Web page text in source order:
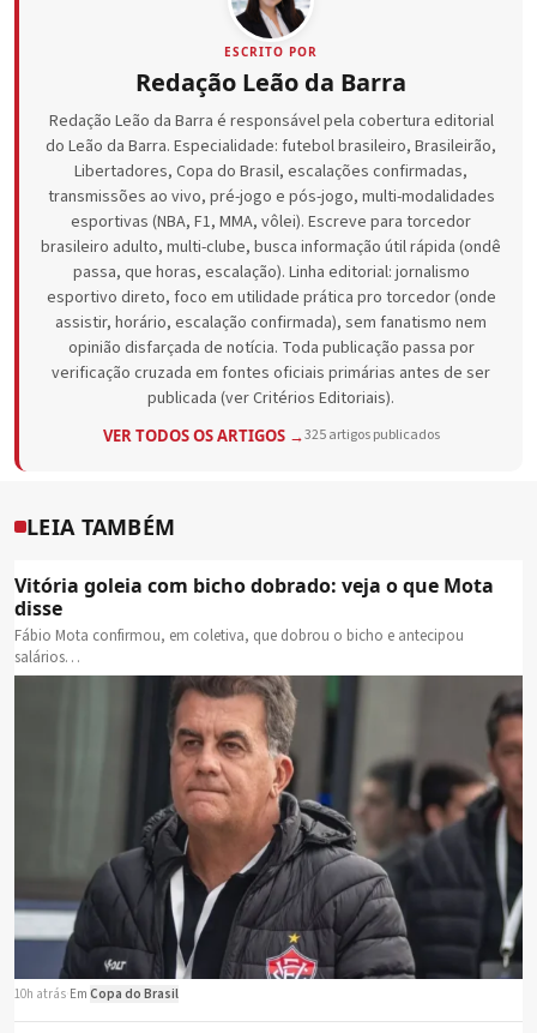
ESCRITO POR
Redação Leão da Barra
Redação Leão da Barra é responsável pela cobertura editorial
do Leão da Barra. Especialidade: futebol brasileiro, Brasileirão,
Libertadores, Copa do Brasil, escalações confirmadas,
transmissões ao vivo, pré-jogo e pós-jogo, multi-modalidades
esportivas (NBA, F1, MMA, vôlei). Escreve para torcedor
brasileiro adulto, multi-clube, busca informação útil rápida (ondê
passa, que horas, escalação). Linha editorial: jornalismo
esportivo direto, foco em utilidade prática pro torcedor (onde
assistir, horário, escalação confirmada), sem fanatismo nem
opinião disfarçada de notícia. Toda publicação passa por
verificação cruzada em fontes oficiais primárias antes de ser
publicada (ver Critérios Editoriais).
VER TODOS OS ARTIGOS →325 artigos publicados
LEIA TAMBÉM
Vitória goleia com bicho dobrado: veja o que Mota
disse
Fábio Mota confirmou, em coletiva, que dobrou o bicho e antecipou
salários…
10h atrás Em Copa do Brasil